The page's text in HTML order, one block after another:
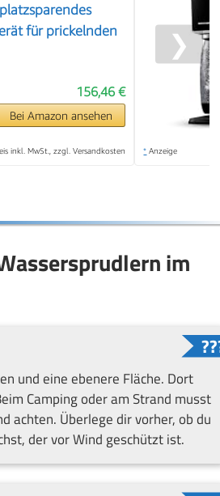
für prickelnden
156,46 €
Bei Amazon ansehen
inkl. MwSt., zzgl. Versandkosten * Anzeige
❯
im
und eine ebenere Fläche. Dort
Camping oder am Strand musst
achten. Überlege dir vorher, ob du
der vor Wind geschützt ist.